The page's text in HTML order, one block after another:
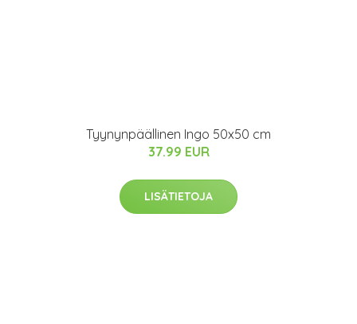
Tyynynpäällinen Ingo 50x50 cm
37.99 EUR
LISÄTIETOJA